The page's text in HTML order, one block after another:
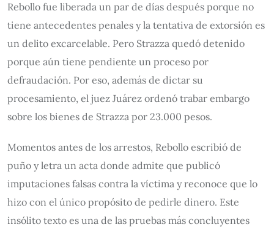
Rebollo fue liberada un par de días después porque no
tiene antecedentes penales y la tentativa de extorsión es
un delito excarcelable. Pero Strazza quedó detenido
porque aún tiene pendiente un proceso por
defraudación. Por eso, además de dictar su
procesamiento, el juez Juárez ordenó trabar embargo
sobre los bienes de Strazza por 23.000 pesos.
Momentos antes de los arrestos, Rebollo escribió de
puño y letra un acta donde admite que publicó
imputaciones falsas contra la víctima y reconoce que lo
hizo con el único propósito de pedirle dinero. Este
insólito texto es una de las pruebas más concluyentes